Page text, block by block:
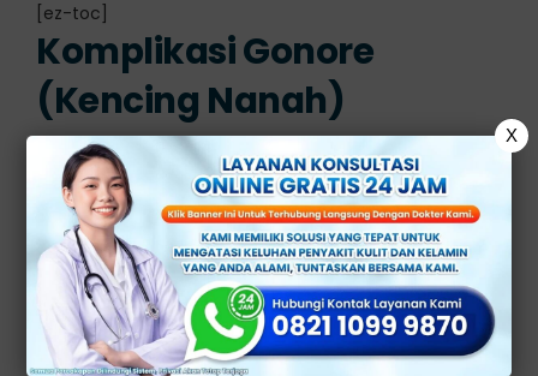
[ez-toc]
Komplikasi Gonore
(Kencing Nanah)
Gonore atau kencing nanah adalah infeksi menular
seksual yang disebabkan oleh bakteri Neisseria
gonorrhoeae.
Infeksi tersebut dapat menyebabkan berbagai
komplikasi, tetapi tidak selalu berefek yang sama pada
setiap individu.
X